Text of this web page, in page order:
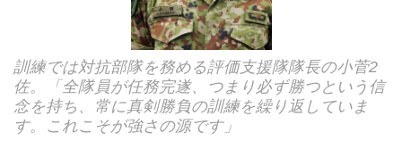
訓練では対抗部隊を務める評価支援隊隊長の小菅2
佐。「全隊員が任務完遂、つまり必ず勝つという信
念を持ち、常に真剣勝負の訓練を繰り返していま
す。これこそが強さの源です」